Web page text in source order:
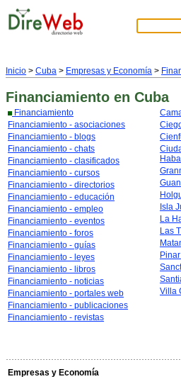
Inicio > Cuba > Empresas y Economía >
Financiamiento en Cuba
Financiamiento
Financiamiento - asociaciones
Financiamiento - blogs
Financiamiento - chats
Financiamiento - clasificados
Financiamiento - cursos
Financiamiento - directorios
Financiamiento - educación
Financiamiento - empleo
Financiamiento - eventos
Financiamiento - foros
Financiamiento - guías
Financiamiento - leyes
Financiamiento - libros
Financiamiento - noticias
Financiamiento - portales web
Financiamiento - publicaciones
Financiamiento - revistas
Isla
La
Las
Villa
Empresas y Economía